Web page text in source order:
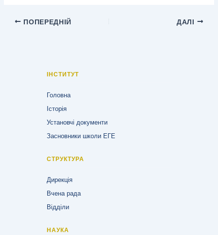
ПОПЕРЕДНІЙ ДАЛІ
ІНСТИТУТ
Головна
Історія
Установчі документи
Засновники школи ЕГЕ
СТРУКТУРА
Дирекція
Вчена рада
Відділи
НАУКА